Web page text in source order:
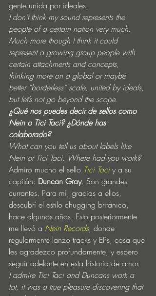
gente unida por ideales.
I don’t think my sound represents the
people of a certain nation very much.
Much more though I think it could
represent a growing group people with
certain attachments and concepts,
thinking more on a global or maybe
better “borderless” scale, united by ideals,
but let’s not go beyond the scope.
¿Qué nos puedes decir de sellos como
Nein o Tici Taci? ¿Dónde has
colaborado?
What can you tell us about labels like
Nein or Tici Taci. Where had you work?
Admiro mucho el sello Tici Taci y a su
capitán: Duncan Gray. Son grandes
currantes. Para mí, gracias a ellos,
descubrí el estilo chugging británico,
hace algunos años. Esto posteriormente
me llevó a Nein Records, donde
regularmente lanzo tracks y EPs, cosa que
les agradezco profundamente, y espero
seguir adelante en esta historia de amor.
I admire Tici Taci and Duncans work a
lot, it was a true pleasure discovering that